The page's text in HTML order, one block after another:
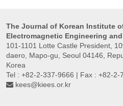
The Journal of Korean Institute
Electromagnetic Engineering
101-1101 Lotte Castle President,
daero, Mapo-gu, Seoul 04146,
Korea
Tel : +82-2-337-9666 | Fax : +82-2-
kees@kiees.or.kr